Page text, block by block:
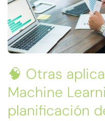
🧠 Otras
Machine
planificación